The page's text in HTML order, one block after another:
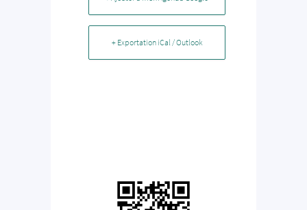
+ Exportation iCal / Outlook